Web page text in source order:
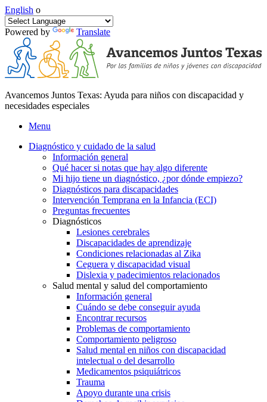
English o
Powered by Translate
Avancemos Juntos Texas: Ayuda para niños con discapacidad y
necesidades especiales
Menu
Diagnóstico y cuidado de la salud
Información general
Qué hacer si notas que hay algo diferente
Mi hijo tiene un diagnóstico, ¿por dónde empiezo?
Diagnósticos para discapacidades
Intervención Temprana en la Infancia (ECI)
Preguntas frecuentes
Diagnósticos
Lesiones cerebrales
Discapacidades de aprendizaje
Condiciones relacionadas al Zika
Ceguera y discapacidad visual
Dislexia y padecimientos relacionados
Salud mental y salud del comportamiento
Información general
Cuándo se debe conseguir ayuda
Encontrar recursos
Problemas de comportamiento
Comportamiento peligroso
Salud mental en niños con discapacidad
intelectual o del desarrollo
Medicamentos psiquiátricos
Trauma
Apoyo durante una crisis